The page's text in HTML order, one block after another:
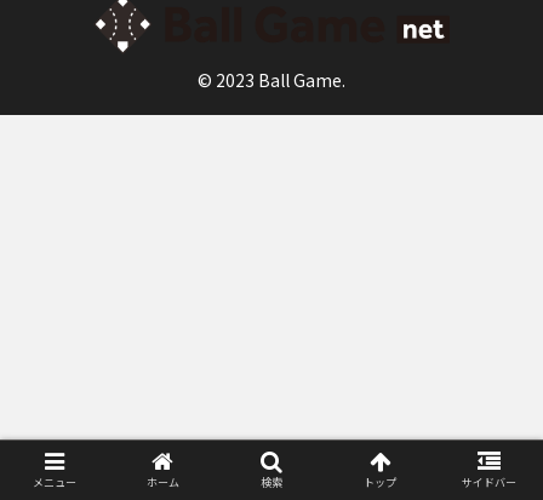
© 2023 Ball Game.
メニュー ホーム 検索 トップ サイドバー